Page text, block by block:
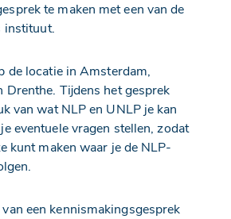
te maken met een van de
instituut.
de locatie in Amsterdam,
Drenthe. Tijdens het gesprek
van wat NLP en UNLP je kan
eventuele vragen stellen, zodat
kunt maken waar je de NLP-
een kennismakingsgesprek